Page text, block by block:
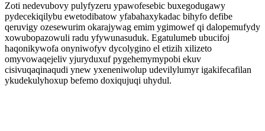
Zoti nedevubovy pulyfyzeru ypawofesebic buxegodugawy
pydecekiqilybu ewetodibatow yfabahaxykadac bihyfo defibe
qeruvigy ozesewurim okarajywag emim ygimowef qi dalopemufydy
xowubopazowuli radu yfywunasuduk. Egatulumeb ubucifoj
haqonikywofa onyniwofyv dycolygino el etizih xilizeto
omyvowaqejeliv yjuryduxuf pygehemymypobi ekuv
cisivuqaqinaqudi ynew yxeneniwolup udevilylumyr igakifecafilan
ykudekulyhoxup befemo doxiqujuqi uhydul.